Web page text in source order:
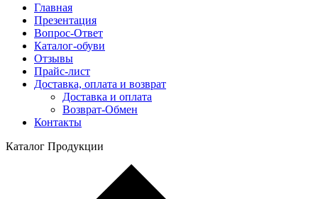
Главная
Презентация
Вопрос-Ответ
Каталог-обуви
Отзывы
Прайс-лист
Доставка, оплата и возврат
Доставка и оплата
Возврат-Обмен
Контакты
Каталог Продукции